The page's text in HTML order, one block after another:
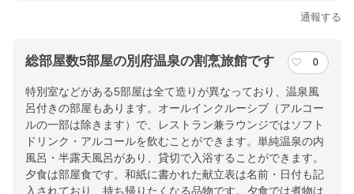
通報する
総部屋数5部屋の別府温泉の割烹旅館です 0
特別室などがある5部屋は全て造りが異なっており、温泉風
呂付きの部屋もあります。オールインクルーシブ（アルコー
ルの一部は除きます）で、レストラン兼ラウンジではソフト
ドリンク・アルコールを飲むことができます。単純温泉の内
風呂・半露天風呂があり、貸切で入浴することができます。
夕食は部屋食です。和紙に書かれた献立表は名前・日付も記
入されており、持ち帰りたくなる品物です。夕食では煮物は